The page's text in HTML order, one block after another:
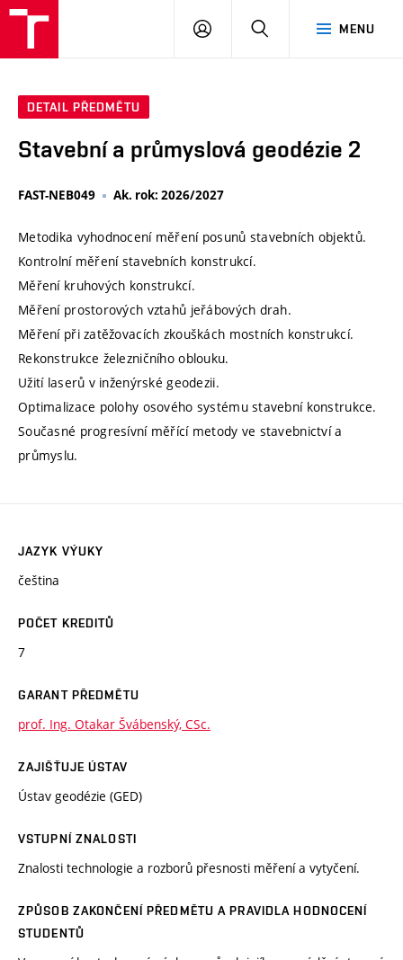
MENU
PŘIHLÁSIT
DETAIL PŘEDMĚTU
Stavební a průmyslová geodézie 2
FAST-NEB049 Ak. rok: 2026/2027
Metodika vyhodnocení měření posunů stavebních objektů.
Kontrolní měření stavebních konstrukcí.
Měření kruhových konstrukcí.
Měření prostorových vztahů jeřábových drah.
Měření při zatěžovacích zkouškách mostních konstrukcí.
Rekonstrukce železničního oblouku.
Užití laserů v inženýrské geodezii.
Optimalizace polohy osového systému stavební konstrukce.
Současné progresívní měřící metody ve stavebnictví a
průmyslu.
JAZYK VÝUKY
čeština
POČET KREDITŮ
7
GARANT PŘEDMĚTU
prof. Ing. Otakar Švábenský, CSc.
ZAJIŠŤUJE ÚSTAV
Ústav geodézie (GED)
VSTUPNÍ ZNALOSTI
Znalosti technologie a rozborů přesnosti měření a vytyčení.
ZPŮSOB ZAKONČENÍ PŘEDMĚTU A PRAVIDLA HODNOCENÍ
STUDENTŮ